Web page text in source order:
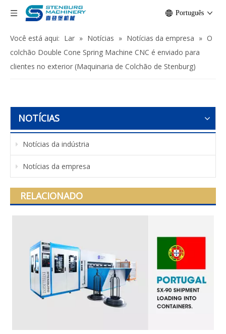
Português
Você está aqui: Lar » Notícias » Notícias da empresa » O
colchão Double Cone Spring Machine CNC é enviado para
clientes no exterior (Maquinaria de Colchão de Stenburg)
NOTÍCIAS
Notícias da indústria
Notícias da empresa
RELACIONADO